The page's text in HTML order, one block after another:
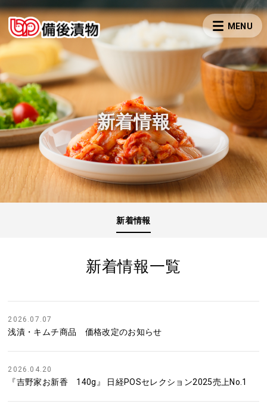
新着情報
新着情報
新着情報一覧
2026.07.07
浅漬・キムチ商品 価格改定のお知らせ
2026.04.20
『吉野家お新香 140g』 日経POSセレクション2025売上No.1